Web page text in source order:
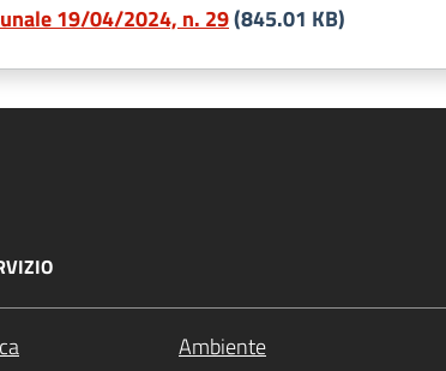
19/04/2024, n. 29(845.01 KB)
Ambiente